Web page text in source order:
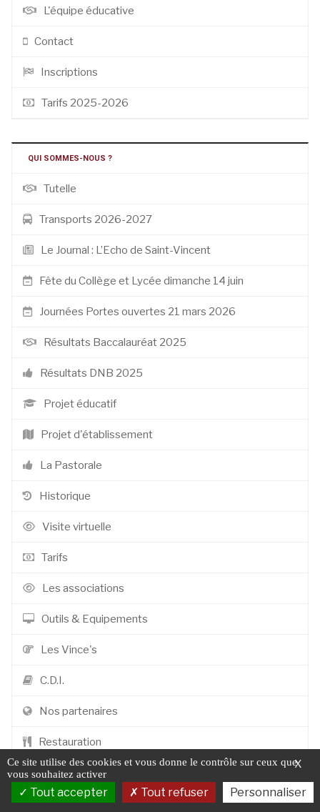
L'équipe éducative
Contact
Inscriptions
Tarifs 2025-2026
QUI SOMMES-NOUS ?
Tutelle
Transports 2026-2027
Le Journal : L’Echo de Saint-Vincent
Fête du Collège et Lycée dimanche 14 juin
Journées Portes ouvertes 21 mars 2026
Résultats Baccalauréat 2025
Résultats DNB 2025
Projet éducatif
Projet d'établissement
La Pastorale
Historique
Visite virtuelle
Tarifs
Les associations
Outils & Equipements
Les Vince's
C.D.I.
Nos partenaires
Restauration
Contact
X
Ce site utilise des cookies et vous donne le contrôle sur ceux que
vous souhaitez activer
Tout accepter Tout refuser Personnaliser